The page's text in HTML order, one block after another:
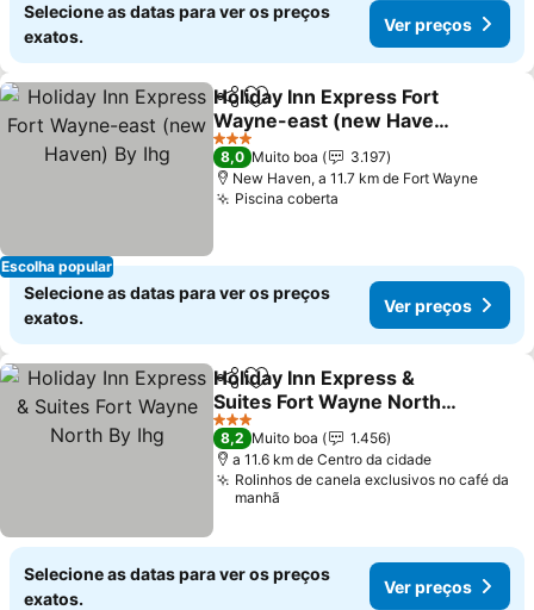
Selecione as datas para ver os preços
exatos.
Ver preços
Escolha popular
PartilharAdicionar aos favoritos
Holiday Inn Express Fort
Wayne-east (new Haven)
By Ihg
Ver preços
3 Estrelas
8,0 Muito boa
3.197
New Haven, a 11.7 km de Fort Wayne
Piscina coberta
Selecione as datas para ver os preços
exatos.
Ver preços
PartilharAdicionar aos favoritos
Holiday Inn Express &
Suites Fort Wayne North
By Ihg
Ver preços
3 Estrelas
8,2 Muito boa
1.456
a 11.6 km de Centro da cidade
Rolinhos de canela exclusivos no café da
manhã
Selecione as datas para ver os preços
exatos.
Ver preços